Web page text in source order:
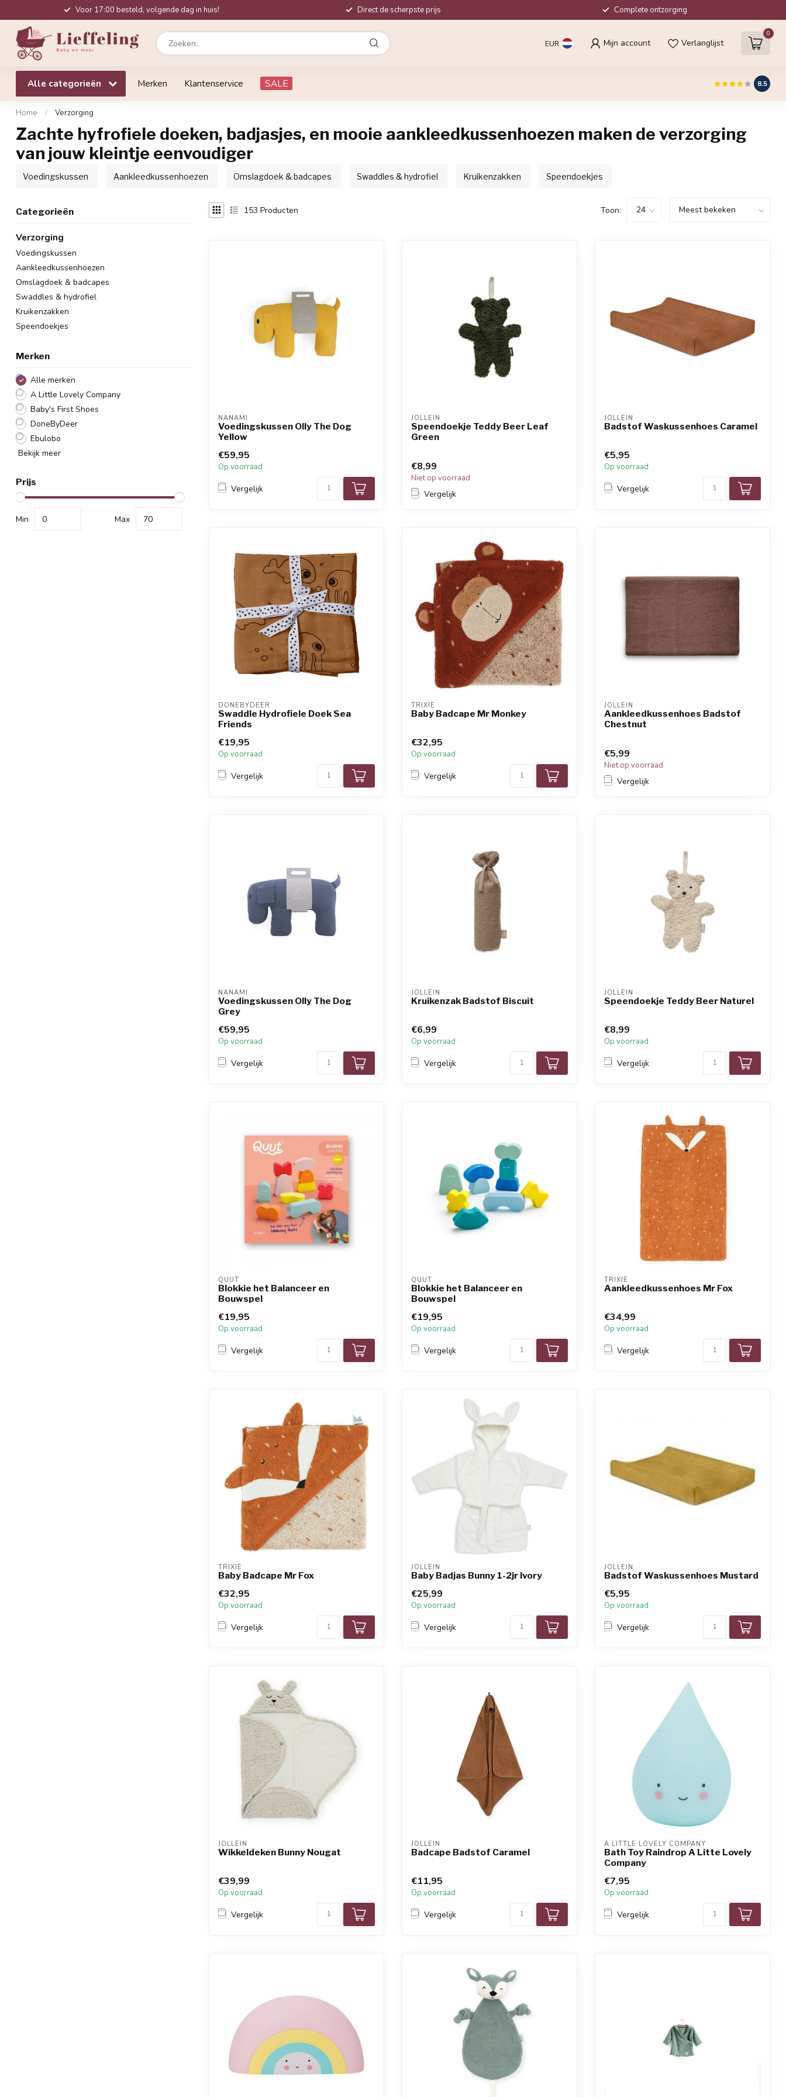
Voor 17:00 besteld, volgende dag in huis! Direct de scherpste prijs Complete ontzorging
EUR Mijn account Verlanglijst
0
Alle categorieën Merken Klantenservice SALE 8.5
Home / Verzorging
Zachte hyfrofiele doeken, badjasjes, en mooie aankleedkussenhoezen maken de verzorging
van jouw kleintje eenvoudiger
Voedingskussen Aankleedkussenhoezen Omslagdoek & badcapes Swaddles & hydrofiel Kruikenzakken Speendoekjes
Categorieën
Verzorging
Voedingskussen
Aankleedkussenhoezen
Omslagdoek & badcapes
Swaddles & hydrofiel
Kruikenzakken
Speendoekjes
Merken
Alle merken
A Little Lovely Company
Baby's First Shoes
DoneByDeer
Ebulobo
Bekijk meer
Prijs
Min Max
153 Producten Toon:
NANAMI
Voedingskussen Olly The Dog
Yellow
€59,95
Op voorraad
Vergelijk
JOLLEIN
Speendoekje Teddy Beer Leaf
Green
€8,99
Niet op voorraad
Vergelijk
JOLLEIN
Badstof Waskussenhoes Caramel
€5,95
Op voorraad
Vergelijk
DONEBYDEER
Swaddle Hydrofiele Doek Sea
Friends
€19,95
Op voorraad
Vergelijk
TRIXIE
Baby Badcape Mr Monkey
€32,95
Op voorraad
Vergelijk
JOLLEIN
Aankleedkussenhoes Badstof
Chestnut
€5,99
Niet op voorraad
Vergelijk
NANAMI
Voedingskussen Olly The Dog
Grey
€59,95
Op voorraad
Vergelijk
JOLLEIN
Kruikenzak Badstof Biscuit
€6,99
Op voorraad
Vergelijk
JOLLEIN
Speendoekje Teddy Beer Naturel
€8,99
Op voorraad
Vergelijk
QUUT
Blokkie het Balanceer en
Bouwspel
€19,95
Op voorraad
Vergelijk
QUUT
Blokkie het Balanceer en
Bouwspel
€19,95
Op voorraad
Vergelijk
TRIXIE
Aankleedkussenhoes Mr Fox
€34,99
Op voorraad
Vergelijk
TRIXIE
Baby Badcape Mr Fox
€32,95
Op voorraad
Vergelijk
JOLLEIN
Baby Badjas Bunny 1-2jr Ivory
€25,99
Op voorraad
Vergelijk
JOLLEIN
Badstof Waskussenhoes Mustard
€5,95
Op voorraad
Vergelijk
JOLLEIN
Wikkeldeken Bunny Nougat
€39,99
Op voorraad
Vergelijk
JOLLEIN
Badcape Badstof Caramel
€11,95
Op voorraad
Vergelijk
A LITTLE LOVELY COMPANY
Bath Toy Raindrop A Litte Lovely
Company
€7,95
Op voorraad
Vergelijk